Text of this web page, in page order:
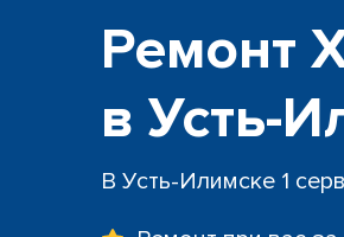
Ремонт
в Усть-
В Усть-Илимске 1